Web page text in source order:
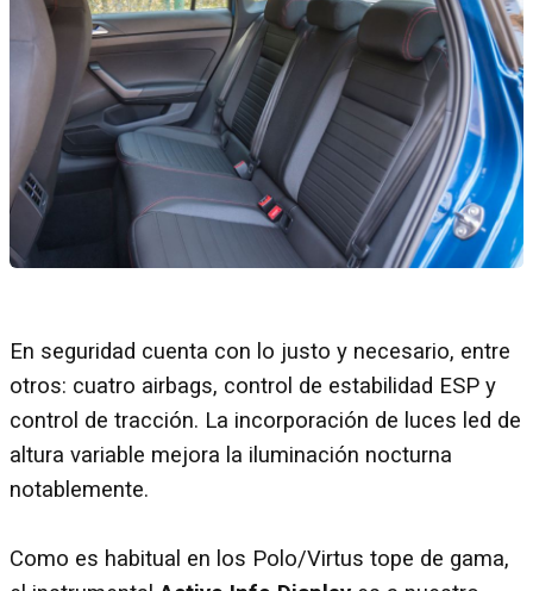
En seguridad cuenta con lo justo y necesario, entre
otros: cuatro airbags, control de estabilidad ESP y
control de tracción. La incorporación de luces led de
altura variable mejora la iluminación nocturna
notablemente.
Como es habitual en los Polo/Virtus tope de gama,